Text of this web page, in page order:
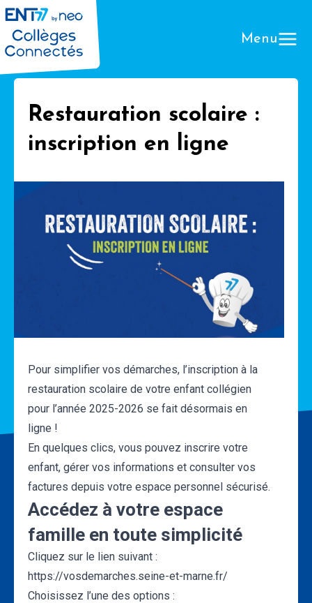
Menu
Restauration scolaire :
inscription en ligne
Pour simplifier vos démarches, l’inscription à la
restauration scolaire de votre enfant collégien
pour l’année 2025-2026 se fait désormais en
ligne !
En quelques clics, vous pouvez inscrire votre
enfant, gérer vos informations et consulter vos
factures depuis votre espace personnel sécurisé.
Accédez à votre espace
famille en toute simplicité
Cliquez sur le lien suivant :
https://vosdemarches.seine-et-marne.fr/
Choisissez l’une des options :